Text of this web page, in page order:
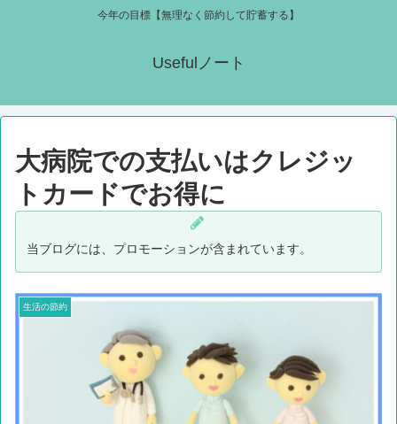
今年の目標【無理なく節約して貯蓄する】
Usefulノート
大病院での支払いはクレジッ
トカードでお得に
当ブログには、プロモーションが含まれています。
生活の節約